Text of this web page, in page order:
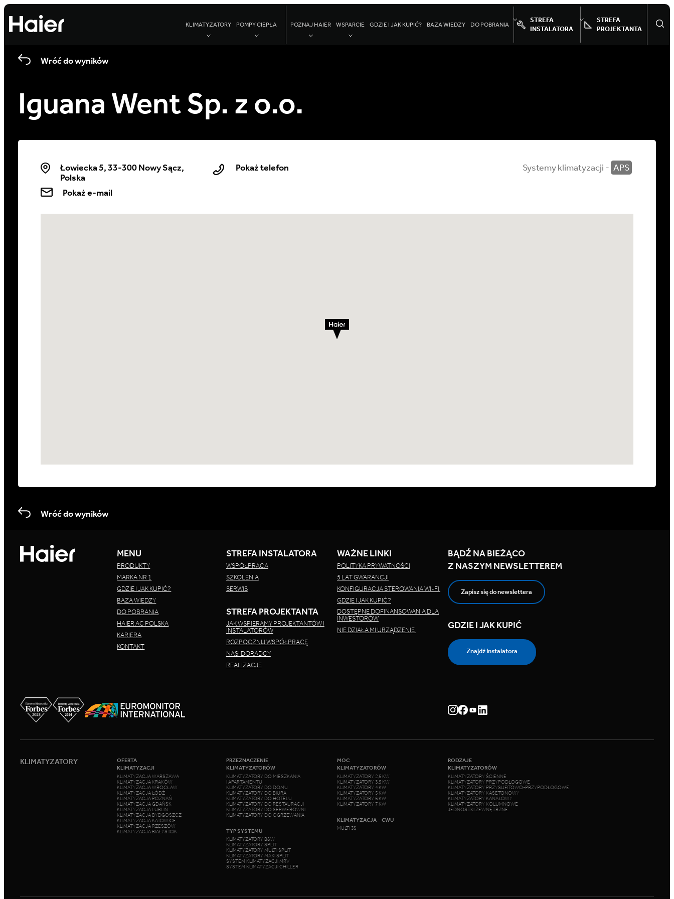
KLIMATYZATORY POMPY CIEPŁA POZNAJ HAIER WSPARCIE GDZIE I JAK KUPIĆ? BAZA WIEDZY DO POBRANIA
STREFA
INSTALATORA
STREFA
PROJEKTANTA
Wróć do wyników
Iguana Went Sp. z o.o.
Łowiecka 5, 33-300 Nowy Sącz,
Polska
Pokaż telefon
Pokaż e-mail
Systemy klimatyzacji - APS
Wróć do wyników
MENU
PRODUKTY
MARKA NR 1
GDZIE I JAK KUPIĆ?
BAZA WIEDZY
DO POBRANIA
HAIER AC POLSKA
KARIERA
KONTAKT
STREFA INSTALATORA
WSPÓŁPRACA
SZKOLENIA
SERWIS
STREFA PROJEKTANTA
JAK WSPIERAMY PROJEKTANTÓW I
INSTALATORÓW
ROZPOCZNIJ WSPÓŁPRACĘ
NASI DORADCY
REALIZACJE
WAŻNE LINKI
POLITYKA PRYWATNOŚCI
5 LAT GWARANCJI
KONFIGURACJA STEROWANIA WI-FI
GDZIE I JAK KUPIĆ?
DOSTĘPNE DOFINANSOWANIA DLA
INWESTORÓW
NIE DZIAŁA MI URZĄDZENIE
BĄDŹ NA BIEŻĄCO
Z NASZYM NEWSLETTEREM
Zapisz się do newslettera
GDZIE I JAK KUPIĆ
Znajdź Instalatora
KLIMATYZATORY
OFERTA
KLIMATYZACJI
KLIMATYZACJA WARSZAWA
KLIMATYZACJA KRAKÓW
KLIMATYZACJA WROCŁAW
KLIMATYZACJA ŁÓDŹ
KLIMATYZACJA POZNAŃ
KLIMATYZACJA GDAŃSK
KLIMATYZACJA LUBLIN
KLIMATYZACJA BYDGOSZCZ
KLIMATYZACJA KATOWICE
KLIMATYZACJA RZESZÓW
KLIMATYZACJA BIAŁYSTOK
PRZEZNACZENIE
KLIMATYZATORÓW
KLIMATYZATORY DO MIESZKANIA
I APARTAMENTU
KLIMATYZATORY DO DOMU
KLIMATYZATORY DO BIURA
KLIMATYZATORY DO HOTELU
KLIMATYZATORY DO RESTAURACJI
KLIMATYZATORY DO SERWEROWNI
KLIMATYZATORY DO OGRZEWANIA
TYP SYSTEMU
KLIMATYZATORY B&W
KLIMATYZATORY SPLIT
KLIMATYZATORY MULTI SPLIT
KLIMATYZATORY MAXI SPLIT
SYSTEM KLIMATYZACJI MRV
SYSTEM KLIMATYZACJI CHILLER
MOC
KLIMATYZATORÓW
KLIMATYZATORY 2,5 KW
KLIMATYZATORY 3,5 KW
KLIMATYZATORY 4 KW
KLIMATYZATORY 5 KW
KLIMATYZATORY 6 KW
KLIMATYZATORY 7 KW
KLIMATYZACJA – CWU
MULTI 3S
RODZAJE
KLIMATYZATORÓW
KLIMATYZATORY ŚCIENNE
KLIMATYZATORY PRZYPODŁOGOWE
KLIMATYZATORY PRZYSUFITOWO-PRZYPODŁOGOWE
KLIMATYZATORY KASETONOWY
KLIMATYZATORY KANAŁOWY
KLIMATYZATORY KOLUMNOWE
JEDNOSTKI ZEWNĘTRZNE